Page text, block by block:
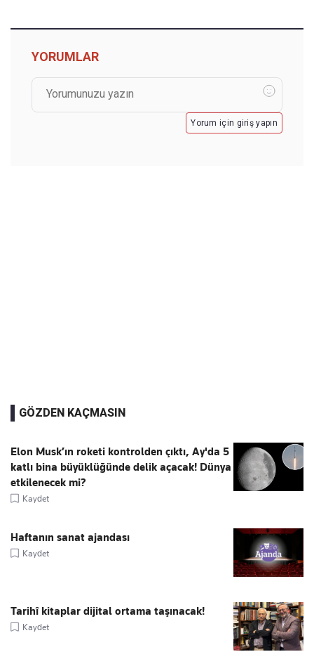
YORUMLAR
Yorum için giriş yapın
GÖZDEN KAÇMASIN
Elon Musk’ın roketi kontrolden çıktı, Ay'da 5
katlı bina büyüklüğünde delik açacak! Dünya
etkilenecek mi?
Kaydet
Haftanın sanat ajandası
Kaydet
Tarihî kitaplar dijital ortama taşınacak!
Kaydet